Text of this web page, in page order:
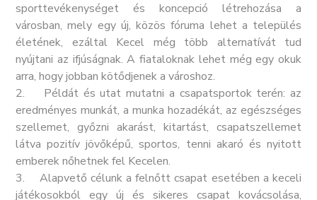
sporttevékenységet és koncepció létrehozása a
városban, mely egy új, közös fóruma lehet a település
életének, ezáltal Kecel még több alternatívát tud
nyújtani az ifjúságnak. A fiataloknak lehet még egy okuk
arra, hogy jobban kötődjenek a városhoz.
2. Példát és utat mutatni a csapatsportok terén: az
eredményes munkát, a munka hozadékát, az egészséges
szellemet, győzni akarást, kitartást, csapatszellemet
látva pozitív jövőképű, sportos, tenni akaró és nyitott
emberek nőhetnek fel Kecelen.
3. Alapvető célunk a felnőtt csapat esetében a keceli
játékosokból egy új és sikeres csapat kovácsolása,